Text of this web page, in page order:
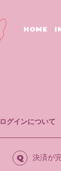
HOME
ログインについて
Q 決済が